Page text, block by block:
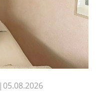
05.08.2026